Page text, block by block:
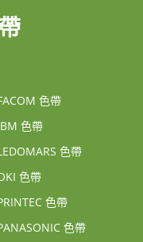
色帶
色帶
色帶
色帶
色帶
色帶